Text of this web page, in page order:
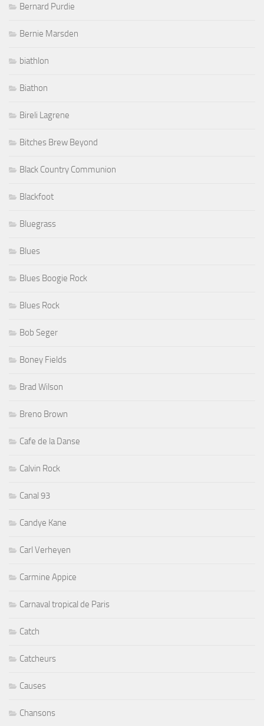
Bernard Purdie
Bernie Marsden
biathlon
Biathon
Bireli Lagrene
Bitches Brew Beyond
Black Country Communion
Blackfoot
Bluegrass
Blues
Blues Boogie Rock
Blues Rock
Bob Seger
Boney Fields
Brad Wilson
Breno Brown
Cafe de la Danse
Calvin Rock
Canal 93
Candye Kane
Carl Verheyen
Carmine Appice
Carnaval tropical de Paris
Catch
Catcheurs
Causes
Chansons